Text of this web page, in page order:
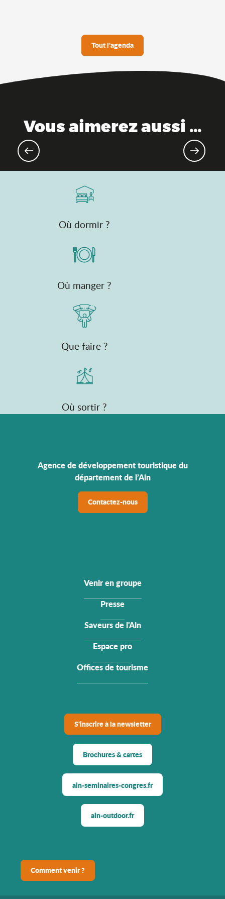
Tout l'agenda
Vous aimerez aussi ...
Evénements gourmands & marchés
Où dormir ?
Où manger ?
Que faire ?
Où sortir ?
Agence de développement touristique du
département de l’Ain
Contactez-nous
Venir en groupe
Presse
Saveurs de l'Ain
Espace pro
Offices de tourisme
S'inscrire à la newsletter
Brochures & cartes
ain-seminaires-congres.fr
ain-outdoor.fr
Comment venir ?